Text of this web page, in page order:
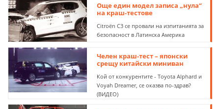
Още един модел записа „нула“
на краш-тестове
Citroën C3 се провали на изпитанията за
безопасност в Латинска Америка
Челен краш-тест – японски
срещу китайски миниван
Кой от конкурентите - Toyota Alphard и
Voyah Dreamer, се оказва по-здрав?
(ВИДЕО)